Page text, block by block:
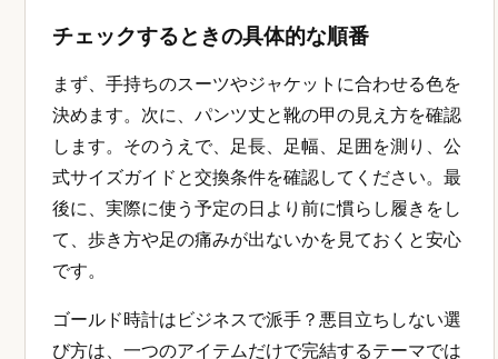
チェックするときの具体的な順番
まず、手持ちのスーツやジャケットに合わせる色を
決めます。次に、パンツ丈と靴の甲の見え方を確認
します。そのうえで、足長、足幅、足囲を測り、公
式サイズガイドと交換条件を確認してください。最
後に、実際に使う予定の日より前に慣らし履きをし
て、歩き方や足の痛みが出ないかを見ておくと安心
です。
ゴールド時計はビジネスで派手？悪目立ちしない選
び方は、一つのアイテムだけで完結するテーマでは